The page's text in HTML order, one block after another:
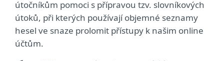
útočníkům pomoci s přípravou tzv. slovníkových
útoků, při kterých používají objemné seznamy
hesel ve snaze prolomit přístupy k našim online
účtům.